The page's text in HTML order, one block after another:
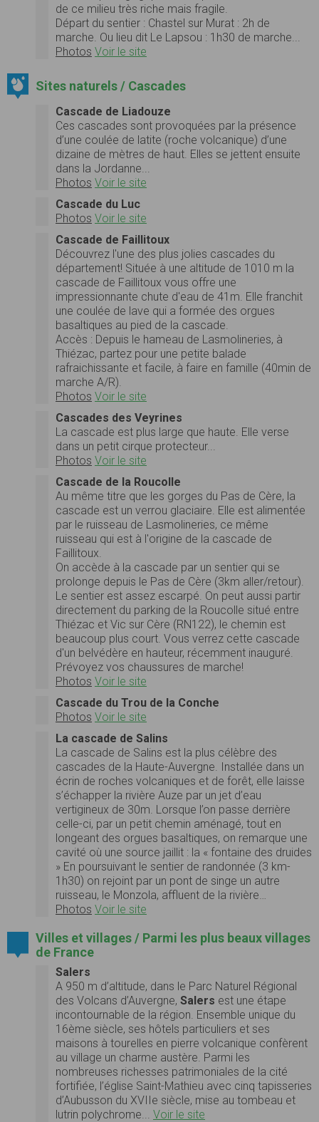
de ce milieu très riche mais fragile.
Départ du sentier : Chastel sur Murat : 2h de
marche. Ou lieu dit Le Lapsou : 1h30 de marche...
Photos Voir le site
Sites naturels / Cascades
Cascade de Liadouze
Ces cascades sont provoquées par la présence
d’une coulée de latite (roche volcanique) d’une
dizaine de mètres de haut. Elles se jettent ensuite
dans la Jordanne...
Photos Voir le site
Cascade du Luc
Photos Voir le site
Cascade de Faillitoux
Découvrez l'une des plus jolies cascades du
département! Située à une altitude de 1010 m la
cascade de Faillitoux vous offre une
impressionnante chute d'eau de 41m. Elle franchit
une coulée de lave qui a formée des orgues
basaltiques au pied de la cascade.
Accès : Depuis le hameau de Lasmolineries, à
Thiézac, partez pour une petite balade
rafraichissante et facile, à faire en famille (40min de
marche A/R).
Photos Voir le site
Cascades des Veyrines
La cascade est plus large que haute. Elle verse
dans un petit cirque protecteur...
Photos Voir le site
Cascade de la Roucolle
Au même titre que les gorges du Pas de Cère, la
cascade est un verrou glaciaire. Elle est alimentée
par le ruisseau de Lasmolineries, ce même
ruisseau qui est à l'origine de la cascade de
Faillitoux.
On accède à la cascade par un sentier qui se
prolonge depuis le Pas de Cère (3km aller/retour).
Le sentier est assez escarpé. On peut aussi partir
directement du parking de la Roucolle situé entre
Thiézac et Vic sur Cère (RN122), le chemin est
beaucoup plus court. Vous verrez cette cascade
d'un belvédère en hauteur, récemment inauguré.
Prévoyez vos chaussures de marche!
Photos Voir le site
Cascade du Trou de la Conche
Photos Voir le site
La cascade de Salins
La cascade de Salins est la plus célèbre des
cascades de la Haute-Auvergne. Installée dans un
écrin de roches volcaniques et de forêt, elle laisse
s’échapper la rivière Auze par un jet d’eau
vertigineux de 30m. Lorsque l’on passe derrière
celle-ci, par un petit chemin aménagé, tout en
longeant des orgues basaltiques, on remarque une
cavité où une source jaillit : la « fontaine des druides
» En poursuivant le sentier de randonnée (3 km-
1h30) on rejoint par un pont de singe un autre
ruisseau, le Monzola, affluent de la rivière…
Photos Voir le site
Villes et villages / Parmi les plus beaux villages
de France
Salers
A 950 m d’altitude, dans le Parc Naturel Régional
des Volcans d’Auvergne, Salers est une étape
incontournable de la région. Ensemble unique du
16ème siècle, ses hôtels particuliers et ses
maisons à tourelles en pierre volcanique confèrent
au village un charme austère. Parmi les
nombreuses richesses patrimoniales de la cité
fortifiée, l’église Saint-Mathieu avec cinq tapisseries
d’Aubusson du XVIIe siècle, mise au tombeau et
lutrin polychrome... Voir le site